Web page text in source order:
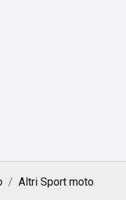
Altri Sport moto